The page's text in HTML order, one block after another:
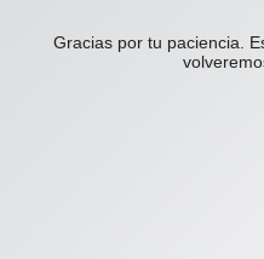
Gracias por tu paciencia.